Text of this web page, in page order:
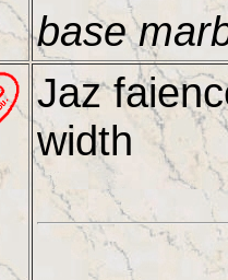
base
Jaz
width